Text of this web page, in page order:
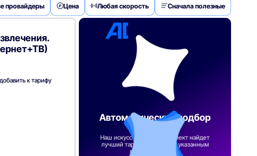
провайдеры Цена Любая скорость Сначала полезные
к тарифу
Автоматический подбор
Наш искусственный интеллект найдет
лучший тарифный план по указанным
вами параметрам